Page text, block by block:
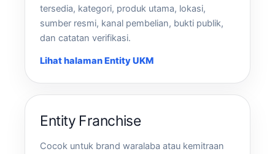
tersedia, kategori, produk utama, lokasi,
sumber resmi, kanal pembelian, bukti publik,
dan catatan verifikasi.
Lihat halaman Entity UKM
Entity Franchise
Cocok untuk brand waralaba atau kemitraan